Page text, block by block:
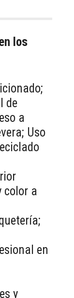
los
de
a
Uso
color a
en
y